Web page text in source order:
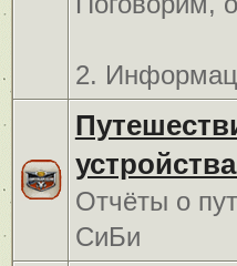
2.
Отчёты о
СиБи